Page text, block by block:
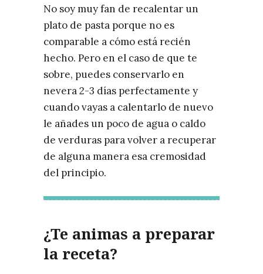
No soy muy fan de recalentar un
plato de pasta porque no es
comparable a cómo está recién
hecho. Pero en el caso de que te
sobre, puedes conservarlo en
nevera 2-3 días perfectamente y
cuando vayas a calentarlo de nuevo
le añades un poco de agua o caldo
de verduras para volver a recuperar
de alguna manera esa cremosidad
del principio.
¿Te animas a preparar
la receta?